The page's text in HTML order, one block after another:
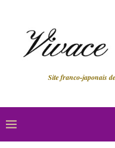
Site franco-japonais